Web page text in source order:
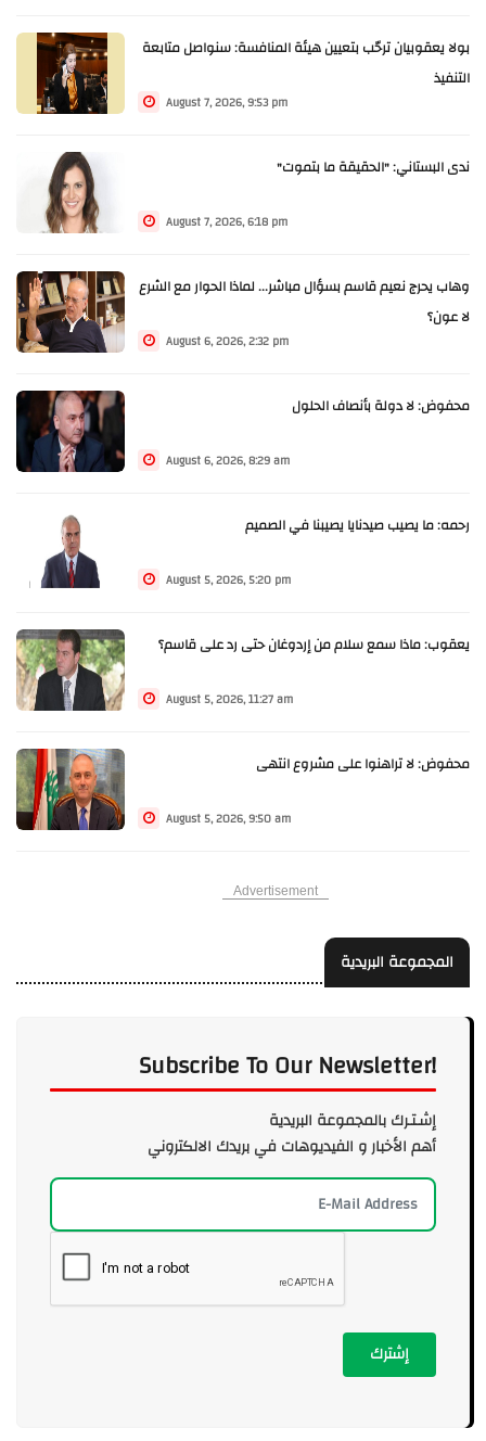
بولا يعقوبيان ترحّب بتعيين هيئة المنافسة: سنواصل متابعة
التنفيذ
August 7, 2026, 9:53 pm
ندى البستاني: "الحقيقة ما بتموت"
August 7, 2026, 6:18 pm
وهاب يحرج نعيم قاسم بسؤال مباشر... لماذا الحوار مع الشرع
لا عون؟
August 6, 2026, 2:32 pm
محفوض: لا دولة بأنصاف الحلول
August 6, 2026, 8:29 am
رحمه: ما يصيب صيدنايا يصيبنا في الصميم
August 5, 2026, 5:20 pm
يعقوب: ماذا سمع سلام من إردوغان حتى رد على قاسم؟
August 5, 2026, 11:27 am
محفوض: لا تراهنوا على مشروع انتهى
August 5, 2026, 9:50 am
Advertisement
المجموعة البريدية
Subscribe To Our Newsletter!
إشـتـرك بالمجموعة البريدية
أهم الأخبار و الفيديوهات في بريدك الالكتروني
إشترك